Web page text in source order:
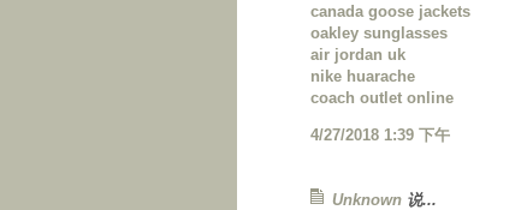
canada goose jackets
oakley sunglasses
air jordan uk
nike huarache
coach outlet online
4/27/2018 1:39 下午
Unknown 说...